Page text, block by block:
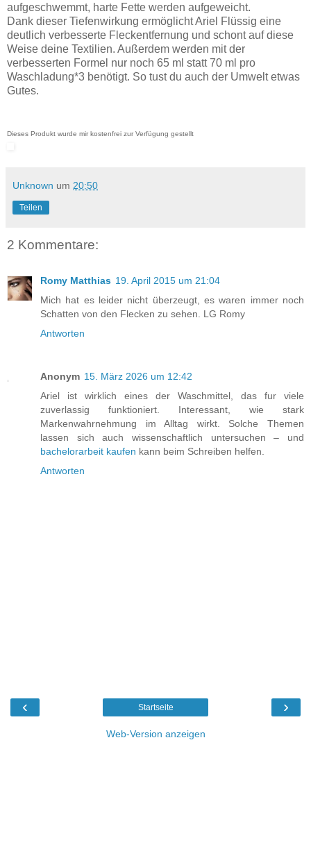
aufgeschwemmt, harte Fette werden aufgeweicht.
Dank dieser Tiefenwirkung ermöglicht Ariel Flüssig eine
deutlich verbesserte Fleckentfernung und schont auf diese
Weise deine Textilien. Außerdem werden mit der
verbesserten Formel nur noch 65 ml statt 70 ml pro
Waschladung*3 benötigt. So tust du auch der Umwelt etwas
Gutes.
Dieses Produkt wurde mir kostenfrei zur Verfügung gestellt
Unknown um 20:50
Teilen
2 Kommentare:
Romy Matthias 19. April 2015 um 21:04
Mich hat es leider nicht überzeugt, es waren immer noch
Schatten von den Flecken zu sehen. LG Romy
Antworten
Anonym 15. März 2026 um 12:42
Ariel ist wirklich eines der Waschmittel, das fur viele
zuverlassig funktioniert. Interessant, wie stark
Markenwahrnehmung im Alltag wirkt. Solche Themen
lassen sich auch wissenschaftlich untersuchen – und
bachelorarbeit kaufen kann beim Schreiben helfen.
Antworten
‹ ›
Startseite
Web-Version anzeigen